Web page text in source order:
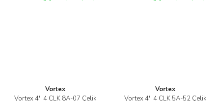
Vortex
Vortex 4'' 4 CLK 8A-07 Çelik
Vortex
Vortex 4'' 4 CLK 5A-52 Çelik